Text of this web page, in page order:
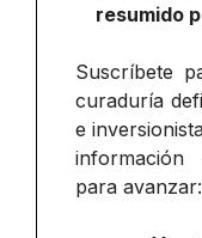
resumido
Suscríbete
curaduría
e
información
para avanzar: